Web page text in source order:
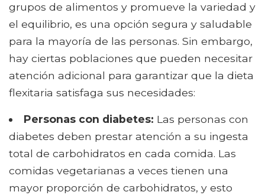
grupos de alimentos y promueve la variedad y
el equilibrio, es una opción segura y saludable
para la mayoría de las personas. Sin embargo,
hay ciertas poblaciones que pueden necesitar
atención adicional para garantizar que la dieta
flexitaria satisfaga sus necesidades:
Personas con diabetes: Las personas con
diabetes deben prestar atención a su ingesta
total de carbohidratos en cada comida. Las
comidas vegetarianas a veces tienen una
mayor proporción de carbohidratos, y esto